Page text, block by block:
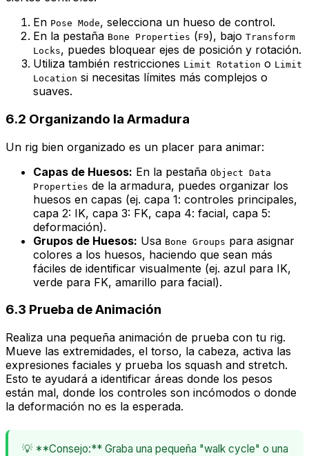
En Pose Mode, selecciona un hueso de control.
En la pestaña Bone Properties (F9), bajo Transform
Locks, puedes bloquear ejes de posición y rotación.
Utiliza también restricciones Limit Rotation o Limit
Location si necesitas límites más complejos o
suaves.
6.2 Organizando la Armadura
Un rig bien organizado es un placer para animar:
Capas de Huesos: En la pestaña Object Data
Properties de la armadura, puedes organizar los
huesos en capas (ej. capa 1: controles principales,
capa 2: IK, capa 3: FK, capa 4: facial, capa 5:
deformación).
Grupos de Huesos: Usa Bone Groups para asignar
colores a los huesos, haciendo que sean más
fáciles de identificar visualmente (ej. azul para IK,
verde para FK, amarillo para facial).
6.3 Prueba de Animación
Realiza una pequeña animación de prueba con tu rig.
Mueve las extremidades, el torso, la cabeza, activa las
expresiones faciales y prueba los squash and stretch.
Esto te ayudará a identificar áreas donde los pesos
están mal, donde los controles son incómodos o donde
la deformación no es la esperada.
💡 **Consejo:** Graba una pequeña "walk cycle" o una